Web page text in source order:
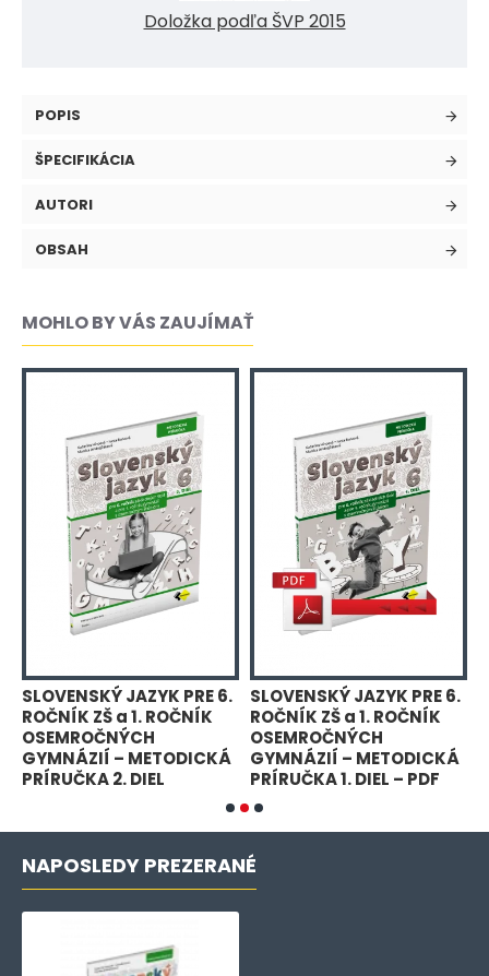
Doložka podľa ŠVP 2015
POPIS
ŠPECIFIKÁCIA
AUTORI
OBSAH
MOHLO BY VÁS ZAUJÍMAŤ
SLOVENSKÝ JAZYK PRE 6.
ROČNÍK ZŠ a 1. ROČNÍK
OSEMROČNÝCH
GYMNÁZIÍ – METODICKÁ
PRÍRUČKA 2. DIEL
SLOVENSKÝ JAZYK PRE 6.
ROČNÍK ZŠ a 1. ROČNÍK
OSEMROČNÝCH
GYMNÁZIÍ – METODICKÁ
PRÍRUČKA 1. DIEL – PDF
NAPOSLEDY PREZERANÉ